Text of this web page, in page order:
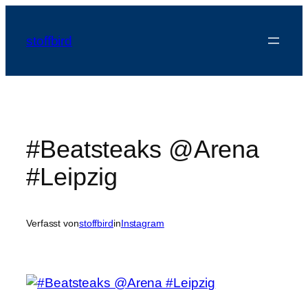
springen
stoffbird
#Beatsteaks @Arena
#Leipzig
Verfasst vonstoffbirdinInstagram